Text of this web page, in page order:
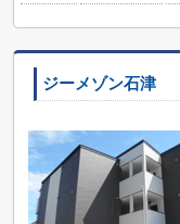
ジーメゾン石津